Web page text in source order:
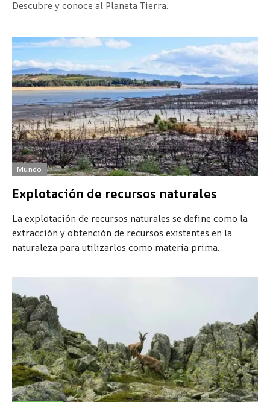
Descubre y conoce al Planeta Tierra.
Mundo
Explotación de recursos naturales
La explotación de recursos naturales se define como la
extracción y obtención de recursos existentes en la
naturaleza para utilizarlos como materia prima.